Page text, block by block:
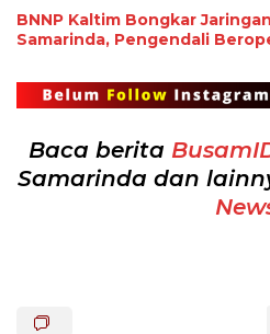
BNNP Kaltim Bongkar
Samarinda, Pengendali
Baca berita
Samarinda dan